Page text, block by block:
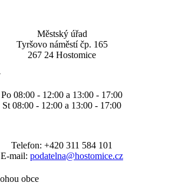
Městský úřad
Tyršovo náměstí čp. 165
267 24 Hostomice
Po 08:00 - 12:00 a 13:00 - 17:00
St 08:00 - 12:00 a 13:00 - 17:00
Telefon: +420 311 584 101
E-mail: podatelna@hostomice.cz